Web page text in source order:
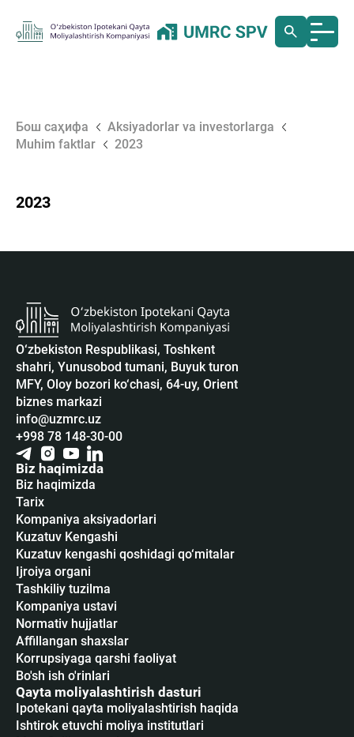
Бош саҳифа
Aksiyadorlar va investorlarga
Muhim faktlar
2023
2023
O‘zbekiston Respublikasi, Toshkent
shahri, Yunusobod tumani, Buyuk turon
MFY, Oloy bozori ko‘chasi, 64-uy, Orient
biznes markazi
info@uzmrc.uz
+998 78 148-30-00
Biz haqimizda
Biz haqimizda
Tarix
Kompaniya aksiyadorlari
Kuzatuv Kengashi
Kuzatuv kengashi qoshidagi qo‘mitalar
Ijroiya organi
Tashkiliy tuzilma
Kompaniya ustavi
Normativ hujjatlar
Affillangan shaxslar
Korrupsiyaga qarshi faoliyat
Bo'sh ish o'rinlari
Qayta moliyalashtirish dasturi
Ipotekani qayta moliyalashtirish haqida
Ishtirok etuvchi moliya institutlari